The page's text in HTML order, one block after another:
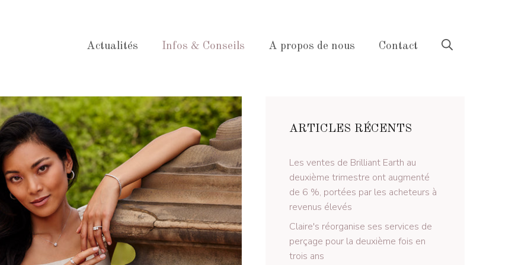
Actualités Infos & Conseils A propos de nous Contact
ARTICLES RÉCENTS
Les ventes de Brilliant Earth au
deuxième trimestre ont augmenté
de 6 %, portées par les acheteurs à
revenus élevés
Claire's réorganise ses services de
perçage pour la deuxième fois en
trois ans